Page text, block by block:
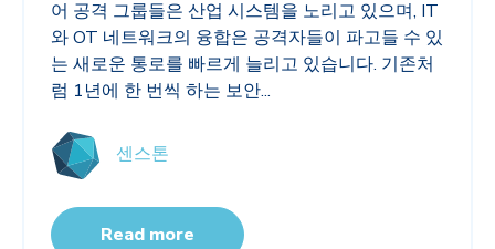
어 공격 그룹들은 산업 시스템을 노리고 있으며, IT
와OT 네트워크의 융합은 공격자들이 파고들 수 있
는 새로운 통로를 빠르게 늘리고 있습니다. 기존처
럼 1년에 한 번씩 하는 보안...
센스톤
Read more